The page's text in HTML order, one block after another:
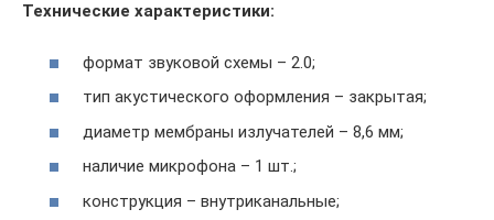
Технические характеристики:
формат звуковой схемы – 2.0;
тип акустического оформления – закрытая;
диаметр мембраны излучателей – 8,6 мм;
наличие микрофона – 1 шт.;
конструкция – внутриканальные;